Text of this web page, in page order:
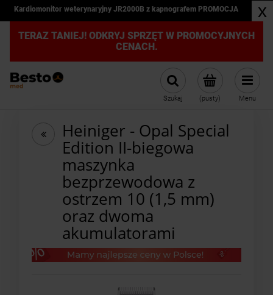
Kardiomonitor weterynaryjny JR2000B z kapnografem PROMOCJA x
TERAZ TANIEJ! ODKRYJ SPRZĘT W PROMOCYJNYCH
CENACH.
(pusty)
Szukaj Menu
Heiniger - Opal Special
Edition II-biegowa
maszynka
bezprzewodowa z
ostrzem 10 (1,5 mm)
oraz dwoma
akumulatorami